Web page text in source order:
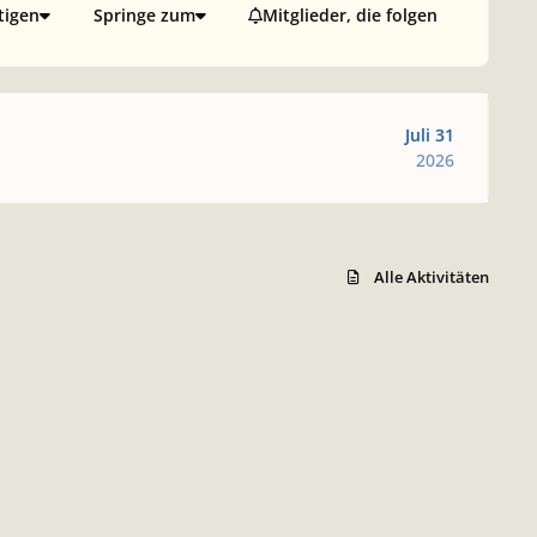
Springe zum Mitglieder, die folgen
Juli 31
2026
Alle Aktivitäten